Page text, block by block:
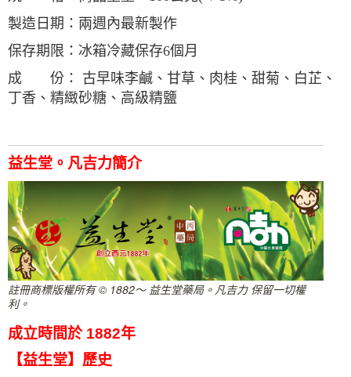
製造日期：兩週內最新製作
保存期限：冰箱冷藏保存6個月
成 份： 古早味李鹹、甘草、肉桂、甜菊、白芷、
丁香、精緻砂糖、高級精鹽
益生堂。凡吉力簡介
註冊商標版權所有 © 1882～ 益生堂藥局。凡吉力 保留一切權
利。
成立時間於 1882年
【益生堂】歷史